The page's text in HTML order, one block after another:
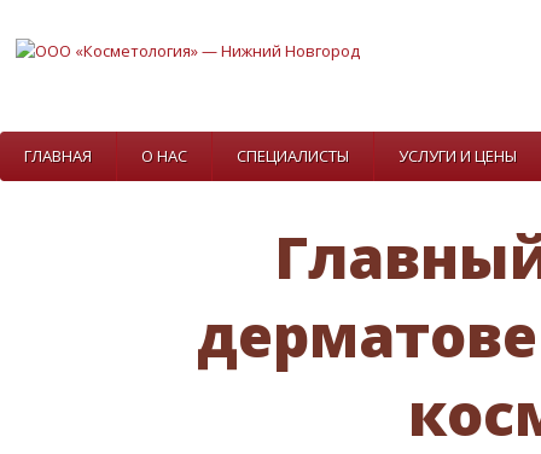
ГЛАВНАЯ О НАС СПЕЦИАЛИСТЫ УСЛУГИ И ЦЕНЫ